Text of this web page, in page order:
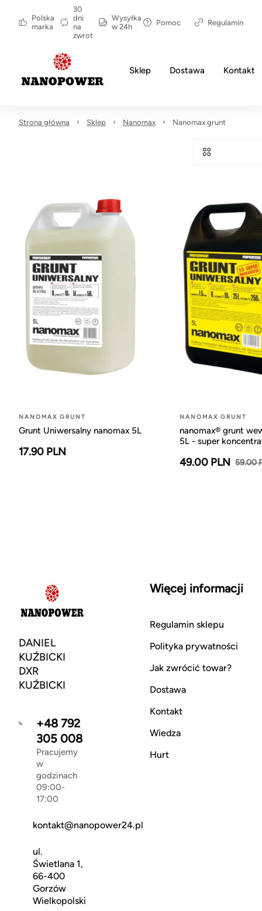
Polska
marka
30
dni
na
zwrot
Wysyłka
w 24h
Pomoc Regulamin
Sklep Dostawa Kontakt
Strona główna Sklep Nanomax Nanomax grunt
NANOMAX GRUNT
Grunt Uniwersalny nanomax 5L
17.90 PLN
NANOMAX GRUNT
nanomax® grunt
5L - super
49.00 PLN 59.00
DANIEL
KUŹBICKI
DXR
KUŹBICKI
+48 792
305 008
Pracujemy
w
godzinach
09:00-
17:00
kontakt@nanopower24.pl
ul.
Świetlana 1,
66-400
Gorzów
Wielkopolski
Więcej informacji
Regulamin sklepu
Polityka prywatności
Jak zwrócić towar?
Dostawa
Kontakt
Wiedza
Hurt